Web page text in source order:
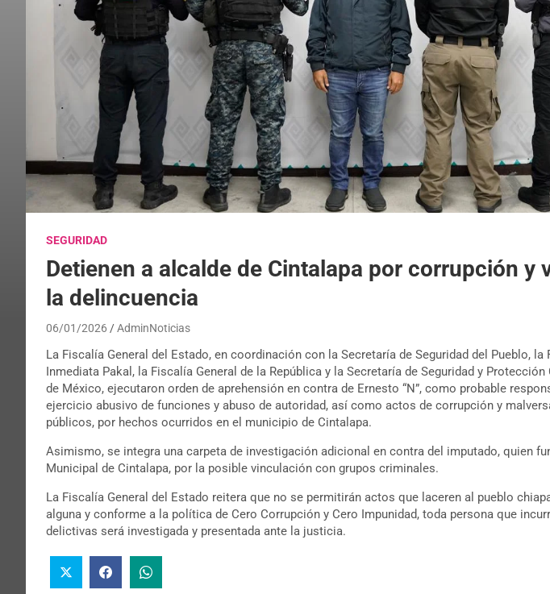
SEGURIDAD
Detienen a alcalde de Cintalapa por corrupción y
la delincuencia
06/01/2026 AdminNoticias
La Fiscalía General del Estado, en coordinación con la Secretaría de Seguridad del Pueblo, la
Inmediata Pakal, la Fiscalía General de la República y la Secretaría de Seguridad y Protección
de México, ejecutaron orden de aprehensión en contra de Ernesto “N”, como probable
ejercicio abusivo de funciones y abuso de autoridad, así como actos de corrupción y
públicos, por hechos ocurridos en el municipio de Cintalapa.
Asimismo, se integra una carpeta de investigación adicional en contra del imputado, quien
Municipal de Cintalapa, por la posible vinculación con grupos criminales.
La Fiscalía General del Estado reitera que no se permitirán actos que laceren al pueblo
alguna y conforme a la política de Cero Corrupción y Cero Impunidad, toda persona que
delictivas será investigada y presentada ante la justicia.